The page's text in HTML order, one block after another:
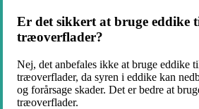
Er det sikkert at bruge eddike
træoverflader?
Nej, det anbefales ikke at bruge eddike
træoverflader, da syren i eddike kan
og forårsage skader. Det er bedre at
træoverflader.